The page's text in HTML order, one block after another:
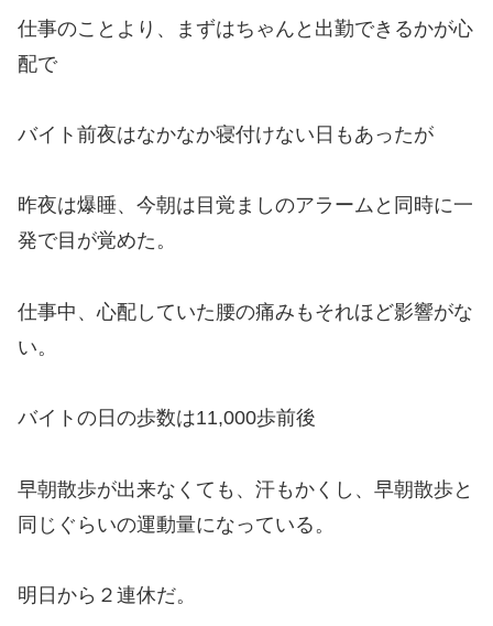
仕事のことより、まずはちゃんと出勤できるかが心
配で
バイト前夜はなかなか寝付けない日もあったが
昨夜は爆睡、今朝は目覚ましのアラームと同時に一
発で目が覚めた。
仕事中、心配していた腰の痛みもそれほど影響がな
い。
バイトの日の歩数は11,000歩前後
早朝散歩が出来なくても、汗もかくし、早朝散歩と
同じぐらいの運動量になっている。
明日から２連休だ。